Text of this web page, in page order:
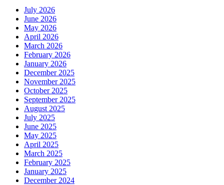
July 2026
June 2026
May 2026
April 2026
March 2026
February 2026
January 2026
December 2025
November 2025
October 2025
September 2025
August 2025
July 2025
June 2025
May 2025
April 2025
March 2025
February 2025
January 2025
December 2024